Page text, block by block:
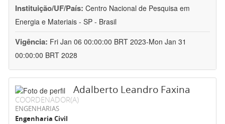
Instituição/UF/País: Centro Nacional de Pesquisa em
Energia e Materiais - SP - Brasil
Vigência: Fri Jan 06 00:00:00 BRT 2023-Mon Jan 31
00:00:00 BRT 2028
Adalberto Leandro Faxina
COORDENADOR(A)
ENGENHARIAS
Engenharia Civil